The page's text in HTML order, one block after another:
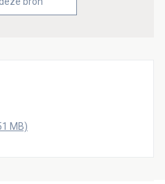
MB)